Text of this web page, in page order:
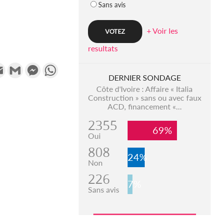
Email Gmail Messenger
Sans avis
+ Voir les
resultats
DERNIER SONDAGE
Côte d'Ivoire : Affaire « Italia
Construction » sans ou avec faux
ACD, financement «...
2355
Oui 69%
808
Non 24%
226
Sans avis 7%